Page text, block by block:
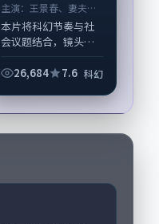
主演： 王景春、妻夫木
聪 等
本片将科幻节奏与社
会议题结合，镜头语
《重逢在郊外拾起红
舵，王景春、妻夫木
聪担纲主线；取景与
声音设计凸显日本城
26,684 7.6 科幻